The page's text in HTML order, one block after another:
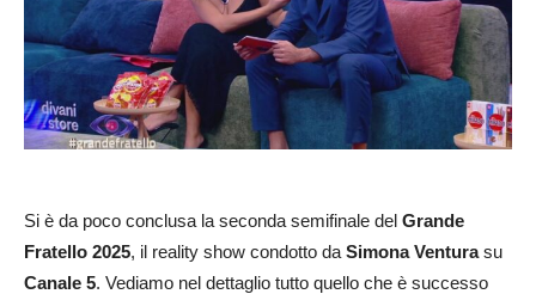
Si è da poco conclusa la seconda semifinale del Grande
Fratello 2025, il reality show condotto da Simona Venturasu
Canale 5. Vediamo nel dettaglio tutto quello che è successo